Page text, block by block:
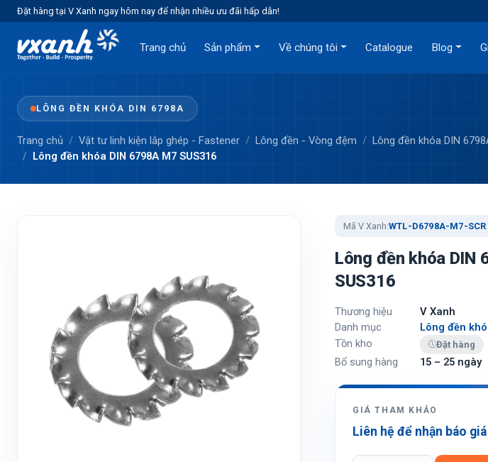
Đặt hàng tại V Xanh ngay hôm nay để nhận nhiều ưu đãi hấp dẫn!
Trang chủ Sản phẩm Về chúng tôi Catalogue Blog
LÔNG ĐỀN KHÓA DIN 6798A
Trang chủ Vật tư linh kiện lắp ghép - Fastener Lông đền - Vòng đệm
Lông đền khóa DIN
Lông đền khóa DIN 6798A M7 SUS316
Mã V Xanh:WTL-D6798A-M7-SCR
Lông đền khóa DIN
SUS316
Thương hiệu
V Xanh
Danh mục
Lông đền
Tồn kho
Đặt hàng
Bổ sung hàng 15 – 25 ngày
GIÁ THAM KHẢO
Liên hệ để nhận báo giá